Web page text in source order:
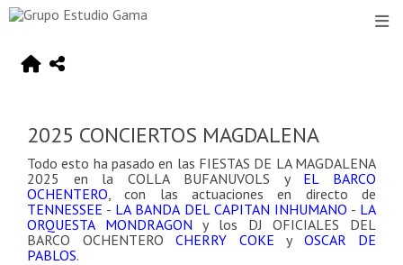
2025 CONCIERTOS MAGDALENA
Todo esto ha pasado en las FIESTAS DE LA MAGDALENA
2025 en la COLLA BUFANUVOLS y EL BARCO
OCHENTERO , con las actuaciones en directo de
TENNESSEE - LA BANDA DEL CAPITAN INHUMANO - LA
ORQUESTA MONDRAGON y los DJ OFICIALES DEL
BARCO OCHENTERO CHERRY COKE y OSCAR DE
PABLOS.